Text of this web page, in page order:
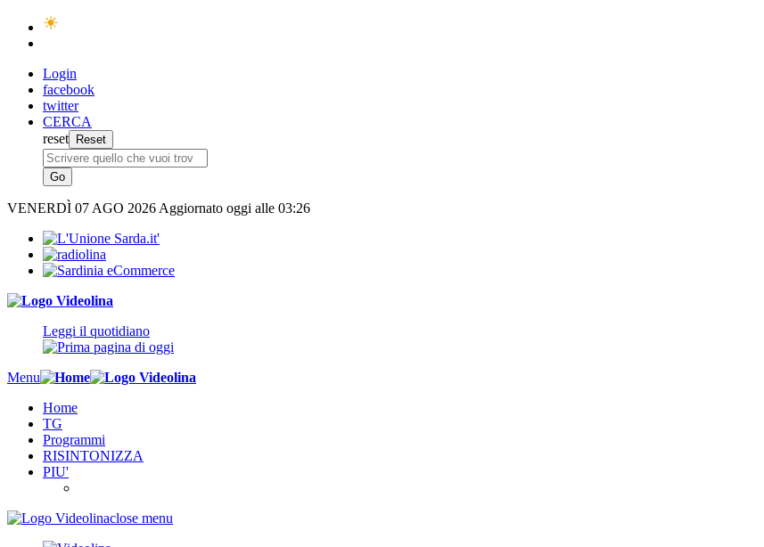
Login
facebook
twitter
CERCA
reset
VENERDÌ 07 AGO 2026 Aggiornato oggi alle 03:26
Leggi il quotidiano
Menu
Home
TG
Programmi
RISINTONIZZA
PIU'
close menu